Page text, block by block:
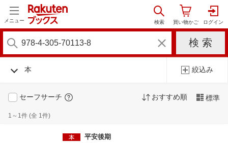
メニュー
本 絞込み
セーフサーチ おすすめ順 標準
1～1件 (全 1件)
平安後期